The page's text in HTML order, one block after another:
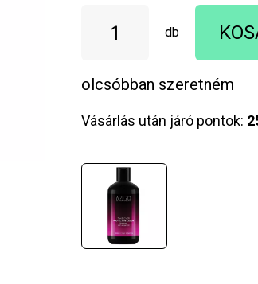
db
olcsóbban szeretném
Vásárlás után járó pontok: